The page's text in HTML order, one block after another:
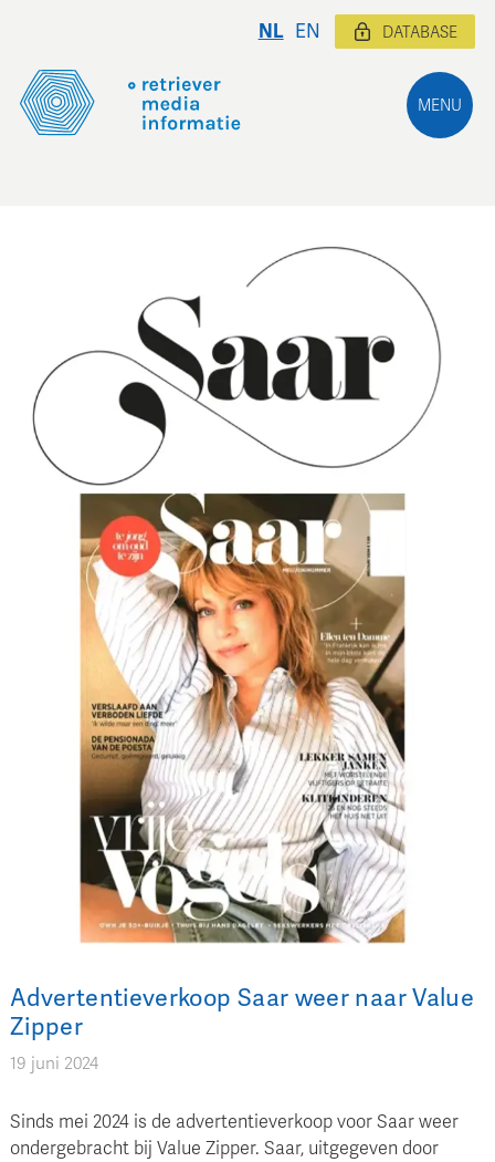
MENU
NL EN DATABASE
Advertentieverkoop Saar weer naar Value
Zipper
19 juni 2024
Sinds mei 2024 is de advertentieverkoop voor Saar weer
ondergebracht bij Value Zipper. Saar, uitgegeven door